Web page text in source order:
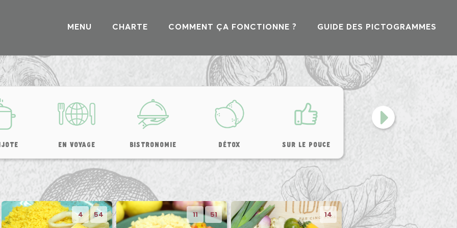
MENU CHARTE COMMENT ÇA FONCTIONNE ? GUIDE DES PICTOGRAMMES
EN VOYAGE BISTRONOMIE DÉTOX SUR LE POUCE
4 54 11 51 14